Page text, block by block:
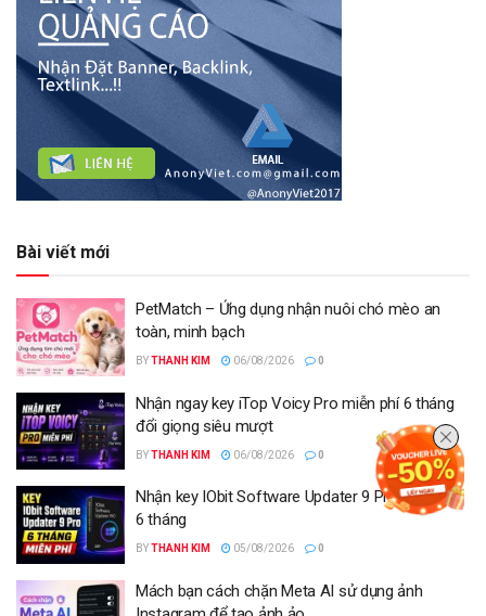
Bài viết mới
PetMatch – Ứng dụng nhận nuôi chó mèo an
toàn, minh bạch
BYTHANH KIM 06/08/2026 0
Nhận ngay key iTop Voicy Pro miễn phí 6 tháng
đổi giọng siêu mượt
BYTHANH KIM 06/08/2026 0
Nhận key IObit Software Updater 9 Pro miễn phí
6 tháng
BYTHANH KIM 05/08/2026 0
Mách bạn cách chặn Meta AI sử dụng ảnh